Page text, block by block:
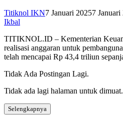
Titiknol IKN7 Januari 20257 Januari
Ikbal
TITIKNOL.ID – Kementerian
realisasi anggaran untuk
telah mencapai Rp 43,4 triliun
Tidak Ada Postingan Lagi.
Tidak ada lagi halaman untuk dimuat.
Selengkapnya